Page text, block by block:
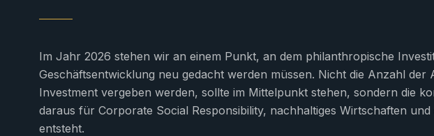
Im Jahr 2026 stehen wir an einem Punkt, an dem philanthropische
Geschäftsentwicklung neu gedacht werden müssen. Nicht die Anzahl der
Investment vergeben werden, sollte im Mittelpunkt stehen, sondern die
daraus für Corporate Social Responsibility, nachhaltiges Wirtschaften und
entsteht.